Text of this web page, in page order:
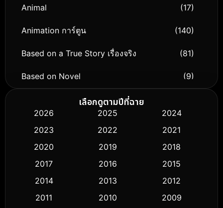
Animal (17)
Animation การ์ตูน (140)
Based on a True Story เรื่องจริง (81)
Based on Novel (9)
Biography ชีวิตจริง
Classic หนังคลาสสิก (50)
Comedy ตลก (451)
เลือกดูตามปีที่ฉาย
2026 2025
2024
2023
2022
2021
2020
2019
2018
2017
2016
2015
2014
2013
2012
2011
2010
2009